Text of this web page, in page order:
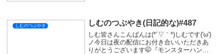
しむのつぶやき しむのつぶやき(日記的な)#487
しむ皆さんこんばんは(*´▽｀*)しむです('ω')
ノ今日は夜の配信にお付き合いいただきあ
りがとうございます🤭『モンスターハンタ